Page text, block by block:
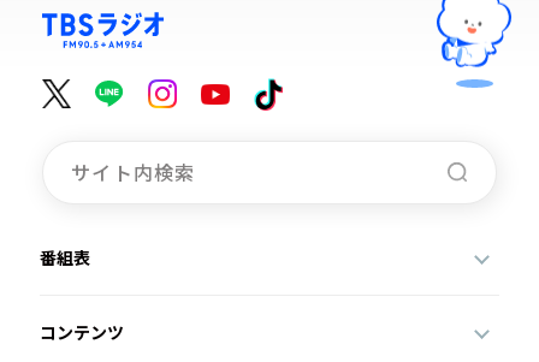
番組表
コンテンツ